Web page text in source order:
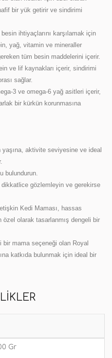
bir yük getirir ve sindirimi
ihtiyaçlarını karşılamak için
yağ, vitamin ve mineraller
tüm besin maddelerini içerir.
ve lif kaynakları içerir, sindirimi
sağlar.
3 ve omega-6 yağ asitleri içerir,
bir kürkün korunmasına
aktivite seviyesine ve ideal
bulundurun.
dikkatlice gözlemleyin ve gerekirse
Kedi Maması, hassas
olarak tasarlanmış dengeli bir
mama seçeneği olan Royal
katkıda bulunmak için ideal bir
Gr